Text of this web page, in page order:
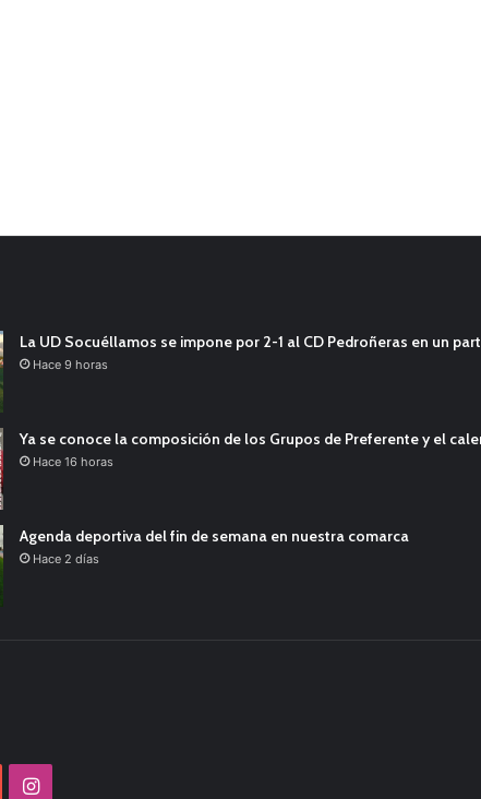
La UD Socuéllamos se impone por 2-1 al CD Pedroñeras en un
Hace 9 horas
Ya se conoce la composición de los Grupos de Preferente y el
Hace 16 horas
Agenda deportiva del fin de semana en nuestra comarca
Hace 2 días
YouTubeInstagram